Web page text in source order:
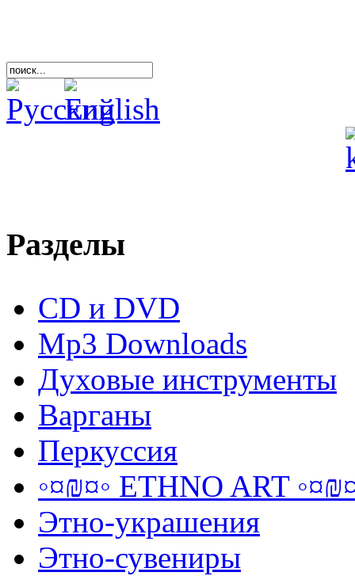
Разделы
CD и DVD
Mp3 Downloads
Духовые инструменты
Варганы
Перкуссия
◦¤₪¤◦ ETHNO ART
Этно-украшения
Этно-сувениры